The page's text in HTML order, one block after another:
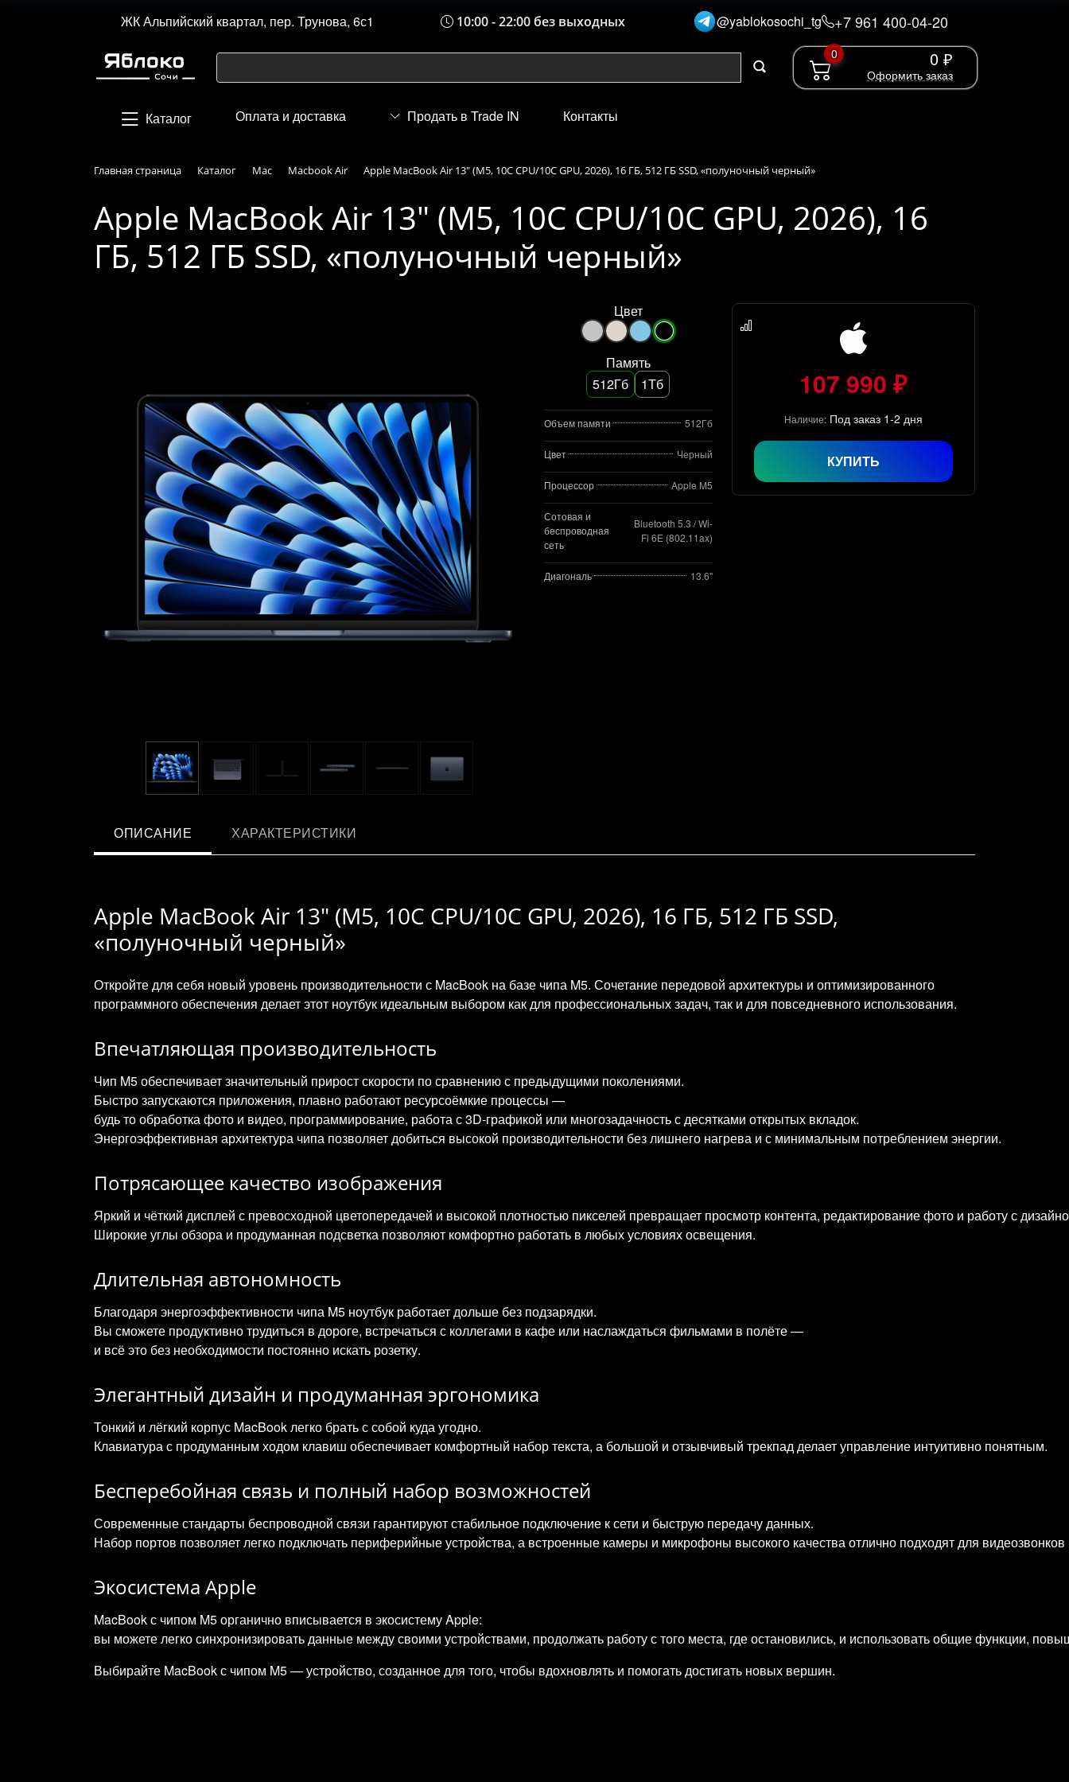
ЖК Альпийский квартал, пер. Трунова, 6с1 10:00 - 22:00 без выходных @yablokosochi_tg +7 961 400-04-20
0 0 ₽
Оформить заказ
Каталог Оплата и доставка Продать в Trade IN Контакты
Главная страница Каталог Mac Macbook Air Apple MacBook Air 13" (M5, 10C CPU/10C GPU, 2026), 16 ГБ, 512 ГБ SSD, «полуночный черный»
Apple MacBook Air 13" (M5, 10C CPU/10C GPU, 2026), 16
ГБ, 512 ГБ SSD, «полуночный черный»
Цвет
Память
512Гб
1Тб
Объем памяти 512Гб
Цвет Черный
Процессор Apple M5
Сотовая и
беспроводная
сеть
Bluetooth 5.3 / Wi-
Fi 6E (802.11ax)
Диагональ 13.6"
107 990 ₽
Наличие: Под заказ 1-2 дня
КУПИТЬ
ОПИСАНИЕ ХАРАКТЕРИСТИКИ
Apple MacBook Air 13" (M5, 10C CPU/10C GPU, 2026), 16 ГБ, 512 ГБ SSD,
«полуночный черный»
Откройте для себя новый уровень производительности с MacBook на базе чипа M5. Сочетание передовой архитектуры и оптимизированного
программного обеспечения делает этот ноутбук идеальным выбором как для профессиональных задач, так и для повседневного использования.
Впечатляющая производительность
Чип M5 обеспечивает значительный прирост скорости по сравнению с предыдущими поколениями.
Быстро запускаются приложения, плавно работают ресурсоёмкие процессы —
будь то обработка фото и видео, программирование, работа с 3D‑графикой или многозадачность с десятками открытых вкладок.
Энергоэффективная архитектура чипа позволяет добиться высокой производительности без лишнего нагрева и с минимальным потреблением энергии.
Потрясающее качество изображения
Яркий и чёткий дисплей с превосходной цветопередачей и высокой плотностью пикселей превращает просмотр контента, редактирование фото и работу с
Широкие углы обзора и продуманная подсветка позволяют комфортно работать в любых условиях освещения.
Длительная автономность
Благодаря энергоэффективности чипа M5 ноутбук работает дольше без подзарядки.
Вы сможете продуктивно трудиться в дороге, встречаться с коллегами в кафе или наслаждаться фильмами в полёте —
и всё это без необходимости постоянно искать розетку.
Элегантный дизайн и продуманная эргономика
Тонкий и лёгкий корпус MacBook легко брать с собой куда угодно.
Клавиатура с продуманным ходом клавиш обеспечивает комфортный набор текста, а большой и отзывчивый трекпад делает управление интуитивно понятным.
Бесперебойная связь и полный набор возможностей
Современные стандарты беспроводной связи гарантируют стабильное подключение к сети и быструю передачу данных.
Набор портов позволяет легко подключать периферийные устройства, а встроенные камеры и микрофоны высокого качества отлично подходят для
Экосистема Apple
MacBook с чипом M5 органично вписывается в экосистему Apple:
вы можете легко синхронизировать данные между своими устройствами, продолжать работу с того места, где остановились, и использовать общие функции,
Выбирайте MacBook с чипом M5 — устройство, созданное для того, чтобы вдохновлять и помогать достигать новых вершин.